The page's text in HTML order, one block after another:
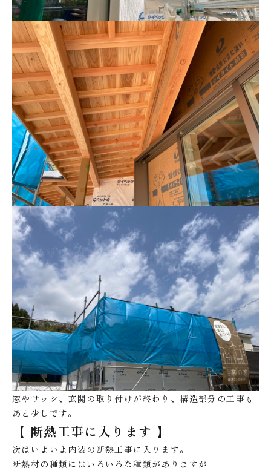
窓やサッシ、玄関の取り付けが終わり、構造部分の工事も
あと少しです。
【 断熱工事に入ります 】
次はいよいよ内装の断熱工事に入ります。
断熱材の種類にはいろいろな種類がありますが